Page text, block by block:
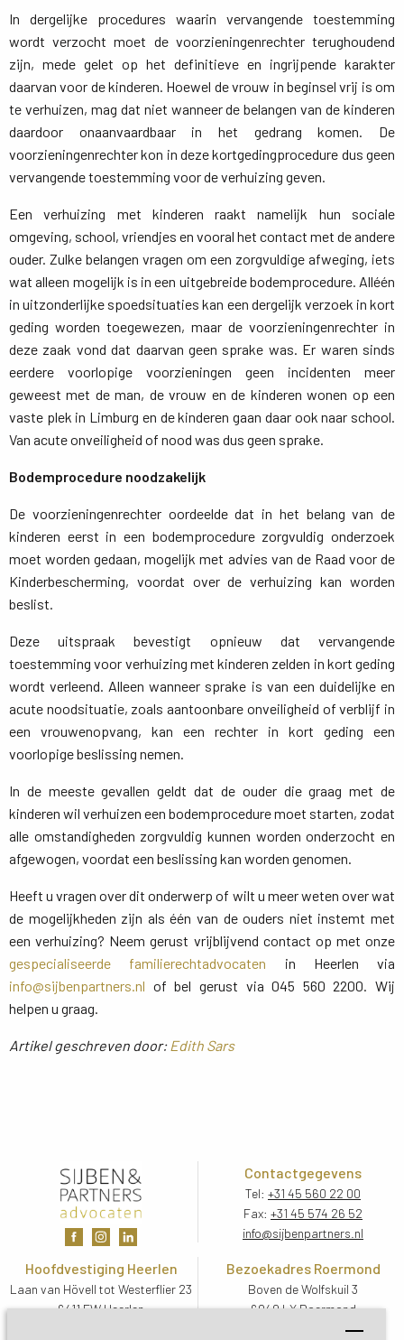
In dergelijke procedures waarin vervangende toestemming
wordt verzocht moet de voorzieningenrechter terughoudend
zijn, mede gelet op het definitieve en ingrijpende karakter
daarvan voor de kinderen. Hoewel de vrouw in beginsel vrij is om
te verhuizen, mag dat niet wanneer de belangen van de kinderen
daardoor onaanvaardbaar in het gedrang komen. De
voorzieningenrechter kon in deze kortgedingprocedure dus geen
vervangende toestemming voor de verhuizing geven.
Een verhuizing met kinderen raakt namelijk hun sociale
omgeving, school, vriendjes en vooral het contact met de andere
ouder. Zulke belangen vragen om een zorgvuldige afweging, iets
wat alleen mogelijk is in een uitgebreide bodemprocedure. Alléén
in uitzonderlijke spoedsituaties kan een dergelijk verzoek in kort
geding worden toegewezen, maar de voorzieningenrechter in
deze zaak vond dat daarvan geen sprake was. Er waren sinds
eerdere voorlopige voorzieningen geen incidenten meer
geweest met de man, de vrouw en de kinderen wonen op een
vaste plek in Limburg en de kinderen gaan daar ook naar school.
Van acute onveiligheid of nood was dus geen sprake.
Bodemprocedure noodzakelijk
De voorzieningenrechter oordeelde dat in het belang van de
kinderen eerst in een bodemprocedure zorgvuldig onderzoek
moet worden gedaan, mogelijk met advies van de Raad voor de
Kinderbescherming, voordat over de verhuizing kan worden
beslist.
Deze uitspraak bevestigt opnieuw dat vervangende
toestemming voor verhuizing met kinderen zelden in kort geding
wordt verleend. Alleen wanneer sprake is van een duidelijke en
acute noodsituatie, zoals aantoonbare onveiligheid of verblijf in
een vrouwenopvang, kan een rechter in kort geding een
voorlopige beslissing nemen.
In de meeste gevallen geldt dat de ouder die graag met de
kinderen wil verhuizen een bodemprocedure moet starten, zodat
alle omstandigheden zorgvuldig kunnen worden onderzocht en
afgewogen, voordat een beslissing kan worden genomen.
Heeft u vragen over dit onderwerp of wilt u meer weten over wat
de mogelijkheden zijn als één van de ouders niet instemt met
een verhuizing? Neem gerust vrijblijvend contact op met onze
gespecialiseerde familierechtadvocaten in Heerlen via
info@sijbenpartners.nl of bel gerust via 045 560 2200. Wij
helpen u graag.
Artikel geschreven door:Edith Sars
Contactgegevens
Tel: +31 45 560 22 00
Fax: +31 45 574 26 52
info@sijbenpartners.nl
Hoofdvestiging Heerlen
Laan van Hövell tot Westerflier 23
6411 EW Heerlen
Bezoekadres Roermond
Boven de Wolfskuil 3
6049 LX Roermond
Routebeschrijving